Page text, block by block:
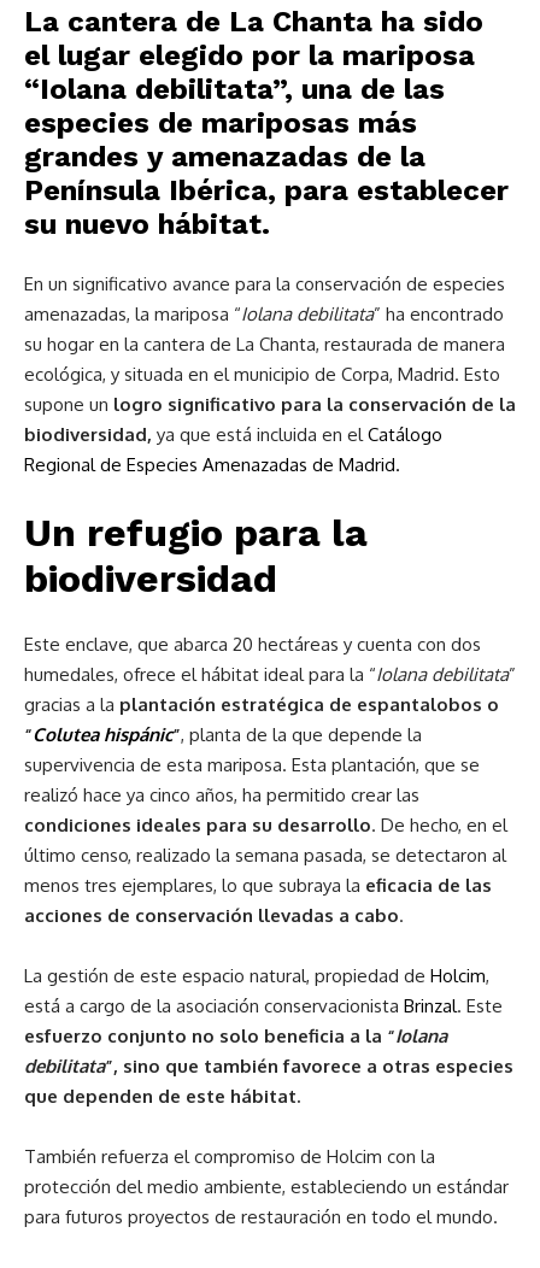
La cantera de La Chanta ha sido
el lugar elegido por la mariposa
“Iolana debilitata”, una de las
especies de mariposas más
grandes y amenazadas de la
Península Ibérica, para establecer
su nuevo hábitat.
En un significativo avance para la conservación de especies
amenazadas, la mariposa “Iolana debilitata” ha encontrado
su hogar en la cantera de La Chanta, restaurada de manera
ecológica, y situada en el municipio de Corpa, Madrid. Esto
supone un logro significativo para la conservación de la
biodiversidad, ya que está incluida en elCatálogo
Regional de Especies Amenazadas de Madrid.
Un refugio para la
biodiversidad
Este enclave, que abarca 20 hectáreas y cuenta con dos
humedales, ofrece el hábitat ideal para la “Iolana debilitata”
gracias a la plantación estratégica de espantalobos o
“Colutea hispánic”, planta de la que depende la
supervivencia de esta mariposa. Esta plantación, que se
realizó hace ya cinco años, ha permitido crear las
condiciones ideales para su desarrollo. De hecho, en el
último censo, realizado la semana pasada, se detectaron al
menos tres ejemplares, lo que subraya la eficacia de las
acciones de conservación llevadas a cabo.
La gestión de este espacio natural, propiedad de Holcim,
está a cargo de la asociación conservacionista Brinzal. Este
esfuerzo conjunto no solo beneficia a la “Iolana
debilitata”, sino que también favorece a otras especies
que dependen de este hábitat.
También refuerza el compromiso de Holcim con la
protección del medio ambiente, estableciendo un estándar
para futuros proyectos de restauración en todo el mundo.